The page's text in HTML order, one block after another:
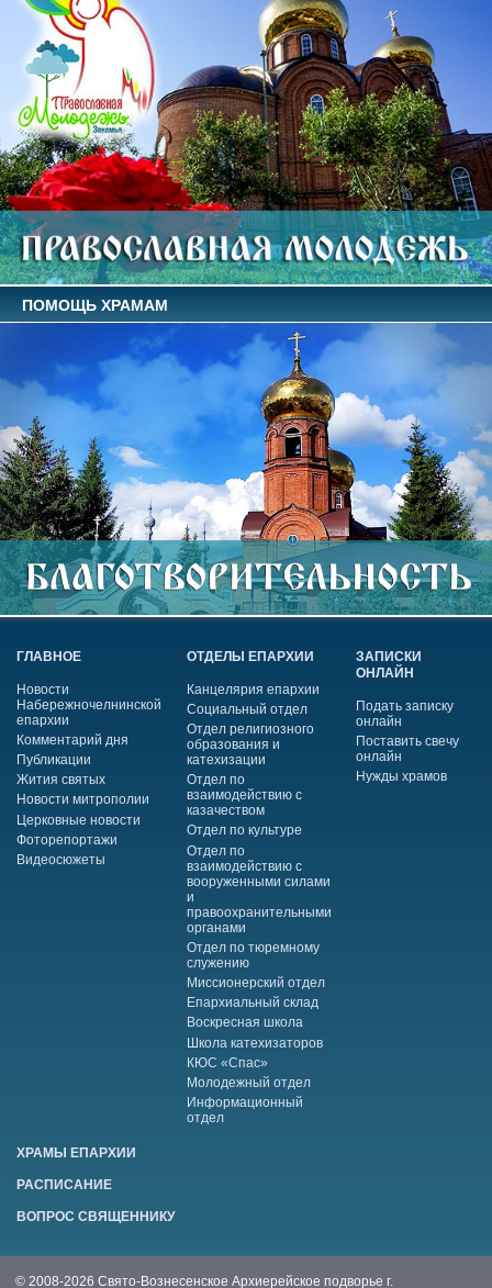
ПОМОЩЬ ХРАМАМ
ГЛАВНОЕ
Новости
Набережночелнинской
епархии
Комментарий дня
Публикации
Жития святых
Новости митрополии
Церковные новости
Фоторепортажи
Видеосюжеты
ОТДЕЛЫ ЕПАРХИИ
Канцелярия епархии
Социальный отдел
Отдел религиозного
образования и
катехизации
Отдел по
взаимодействию с
казачеством
Отдел по культуре
Отдел по
взаимодействию с
вооруженными силами
и
правоохранительными
органами
Отдел по тюремному
служению
Миссионерский отдел
Епархиальный склад
Воскресная школа
Школа катехизаторов
КЮС «Спас»
Молодежный отдел
Информационный
отдел
ЗАПИСКИ
ОНЛАЙН
Подать записку
онлайн
Поставить свечу
онлайн
Нужды храмов
ХРАМЫ ЕПАРХИИ
РАСПИСАНИЕ
ВОПРОС СВЯЩЕННИКУ
© 2008-2026 Свято-Вознесенское Архиерейское подворье г.